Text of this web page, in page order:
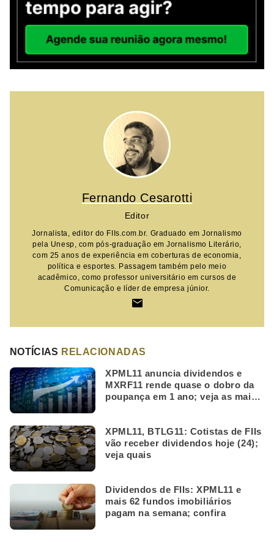
Fernando Cesarotti
Editor
Jornalista, editor do FIIs.com.br. Graduado em Jornalismo
pela Unesp, com pós-graduação em Jornalismo Literário,
com 25 anos de experiência em coberturas de economia,
política e esportes. Passagem também pelo meio
acadêmico, como professor universitário em cursos de
Comunicação e líder de empresa júnior.
NOTÍCIAS RELACIONADAS
XPML11 anuncia dividendos e
MXRF11 rende quase o dobro da
poupança em 1 ano; veja as mais
XPML11, BTLG11: Cotistas de FIIs
vão receber dividendos hoje (24);
veja quais
Dividendos de FIIs: XPML11 e
mais 62 fundos imobiliários
pagam na semana; confira